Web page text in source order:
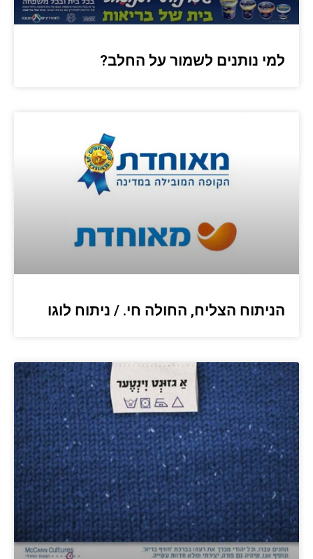
למי נותנים לשמור על החלב?
הניתוח הצליח, החולה חי. / ניתוח לוגו